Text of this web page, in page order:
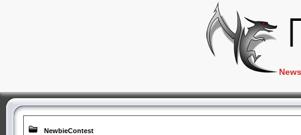
News
NewbieContest